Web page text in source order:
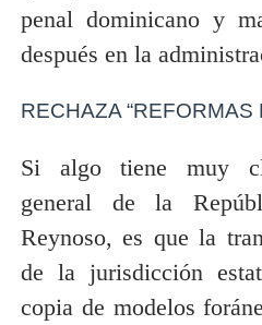
penal dominicano y
después en la
RECHAZA “REFORMAS
Si algo tiene muy
general de la
Reynoso, es que la
de la jurisdicción
copia de modelos